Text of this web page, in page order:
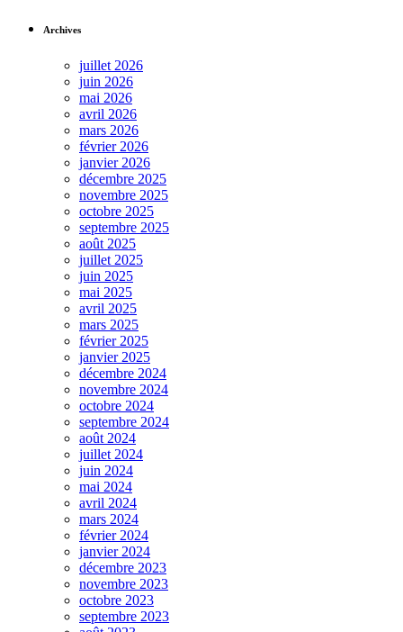
Archives
juillet 2026
juin 2026
mai 2026
avril 2026
mars 2026
février 2026
janvier 2026
décembre 2025
novembre 2025
octobre 2025
septembre 2025
août 2025
juillet 2025
juin 2025
mai 2025
avril 2025
mars 2025
février 2025
janvier 2025
décembre 2024
novembre 2024
octobre 2024
septembre 2024
août 2024
juillet 2024
juin 2024
mai 2024
avril 2024
mars 2024
février 2024
janvier 2024
décembre 2023
novembre 2023
octobre 2023
septembre 2023